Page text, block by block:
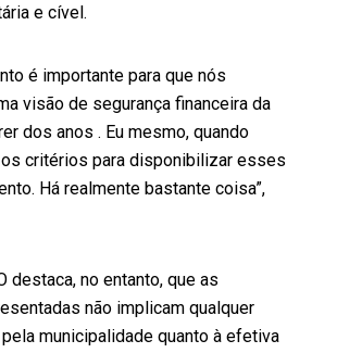
e cível.
é importante para que nós
visão de segurança financeira da
dos anos . Eu mesmo, quando
critérios para disponibilizar esses
Há realmente bastante coisa”,
destaca, no entanto, que as
não implicam qualquer
municipalidade quanto à efetiva